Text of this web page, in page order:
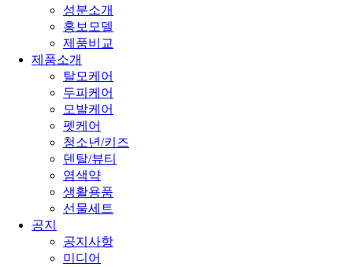
성분소개
홍보모델
제품비교
제품소개
탈모케어
두피케어
모발케어
펫케어
청소년/키즈
덴탈/뷰티
염색약
생활용품
선물세트
공지
공지사항
미디어